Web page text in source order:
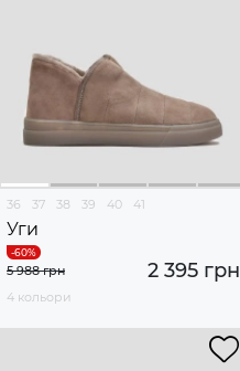
36 37 38 39 40 41
Уги
2 395 грн
5 988 грн
4 кольори